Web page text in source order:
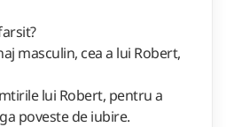
masculin, cea a lui Robert,
lui Robert, pentru a
poveste de iubire.